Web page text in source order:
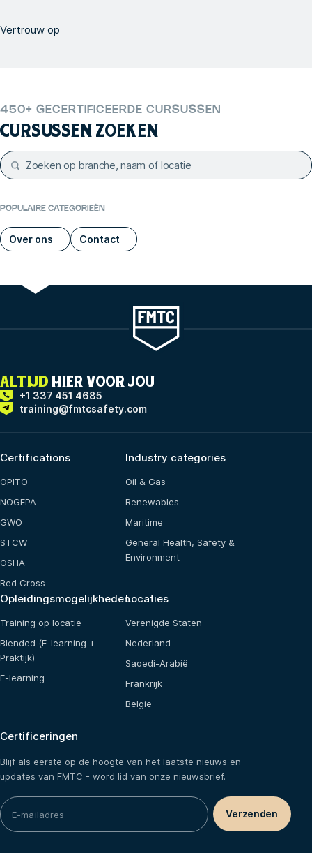
Vertrouw op
450+ GECERTIFICEERDE CURSUSSEN
CURSUSSEN ZOEKEN
POPULAIRE CATEGORIEËN
Over ons Contact
ALTIJD HIER VOOR JOU
+1 337 451 4685
training@fmtcsafety.com
Certifications
OPITO
NOGEPA
GWO
STCW
OSHA
Red Cross
Industry categories
Oil & Gas
Renewables
Maritime
General Health, Safety &
Environment
Opleidingsmogelijkheden
Training op locatie
Blended (E-learning +
Praktijk)
E-learning
Locaties
Verenigde Staten
Nederland
Saoedi-Arabië
Frankrijk
België
Certificeringen
Blijf als eerste op de hoogte van het laatste nieuws en
updates van FMTC - word lid van onze nieuwsbrief.